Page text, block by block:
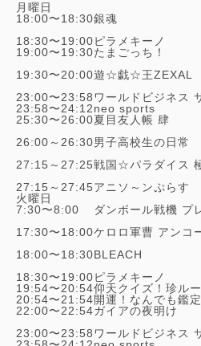
月曜日
18:00〜18:30銀魂
18:30〜19:00ピラメキーノ
19:00〜19:30たまごっち！
19:30〜20:00遊☆戯☆王ZEXAL
23:00〜23:58 ワールドビジネス
23:58〜24:12neo sports
25:30〜26:00夏目友人帳 肆
26:00～26:30男子高校生の日常
27:15～27:25戦国☆パラダイス
27:15～27:45アニソ～ンぷらす
火曜日
7:30〜8:00
ダンボール戦機 プ
17:30〜18:00ケロロ軍曹 アンコ
18:00〜18:30BLEACH
18:30〜19:00ピラメキーノ
19:54〜20:54仰天クイズ！珍ル
20:54〜21:54開運！なんでも鑑
22:00〜22:54ガイアの夜明け
23:00〜23:58 ワールドビジネス